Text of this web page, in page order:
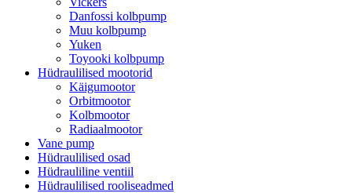
Danfossi kolbpump
Muu kolbpump
Yuken
Toyooki kolbpump
Hüdraulilised mootorid
Käigumootor
Orbitmootor
Kolbmootor
Radiaalmootor
Vane pump
Hüdraulilised osad
Hüdrauliline ventiil
Hüdraulilised rooliseadmed